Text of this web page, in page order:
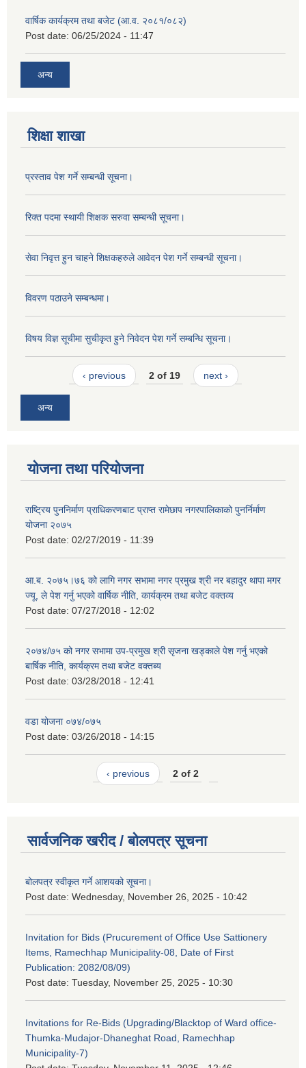
वार्षिक कार्यक्रम तथा बजेट (आ.व. २०८१/०८२)
Post date: 06/25/2024 - 11:47
अन्य
शिक्षा शाखा
प्रस्ताव पेश गर्ने सम्बन्धी सूचना।
रिक्त पदमा स्थायी शिक्षक सरुवा सम्बन्धी सूचना।
सेवा निवृत्त हुन चाहने शिक्षकहरुले आवेदन पेश गर्ने सम्बन्धी सूचना।
विवरण पठाउने सम्बन्धमा।
विषय विज्ञ सूचीमा सुचीकृत हुने निवेदन पेश गर्ने सम्बन्धि सूचना।
‹ previous 2 of 19 next ›
अन्य
योजना तथा परियोजना
राष्ट्रिय पुननिर्माण प्राधिकरणबाट प्राप्त रामेछाप नगरपालिकाको पुनर्निर्माण
योजना २०७५
Post date: 02/27/2019 - 11:39
आ.ब. २०७५।७६ को लागि नगर सभामा नगर प्रमुख श्री नर बहादुर थापा मगर
ज्यू, ले पेश गर्नु भएको वार्षिक नीति, कार्यक्रम तथा बजेट वक्तव्य
Post date: 07/27/2018 - 12:02
२०७४/७५ को नगर सभामा उप-प्रमुख श्री सृजना खड्काले पेश गर्नु भएको
बार्षिक नीति, कार्यक्रम तथा बजेट वक्तब्य
Post date: 03/28/2018 - 12:41
वडा योजना ०७४/०७५
Post date: 03/26/2018 - 14:15
‹ previous 2 of 2
सार्वजनिक खरीद / बोलपत्र सूचना
बोलपत्र स्वीकृत गर्ने आशयको सूचना।
Post date: Wednesday, November 26, 2025 - 10:42
Invitation for Bids (Prucurement of Office Use Sattionery
Items, Ramechhap Municipality-08, Date of First
Publication: 2082/08/09)
Post date: Tuesday, November 25, 2025 - 10:30
Invitations for Re-Bids (Upgrading/Blacktop of Ward office-
Thumka-Mudajor-Dhaneghat Road, Ramechhap
Municipality-7)